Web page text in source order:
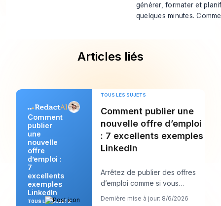
générer, formater et
quelques minutes.
Articles liés
Comment
publier
une
nouvelle
offre
d’emploi :
7
excellents
exemples
LinkedIn
TOUS LES SUJETS
TOUS LES SUJETS
Comment publier une
nouvelle offre d’emploi
: 7 excellents exemples
LinkedIn
Arrêtez de publier des offres
d’emploi comme si vous
remplissiez des formulaires et
Dernière mise à jour: 8/6/2026